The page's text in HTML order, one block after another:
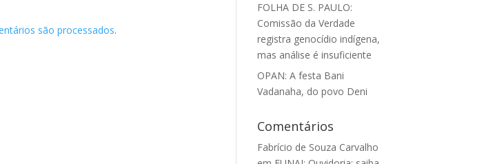
são processados.
FOLHA DE S. PAULO:
Comissão da Verdade
registra genocídio indígena,
mas análise é insuficiente
OPAN: A festa Bani
Vadanaha, do povo Deni
Comentários
Fabrício de Souza Carvalho